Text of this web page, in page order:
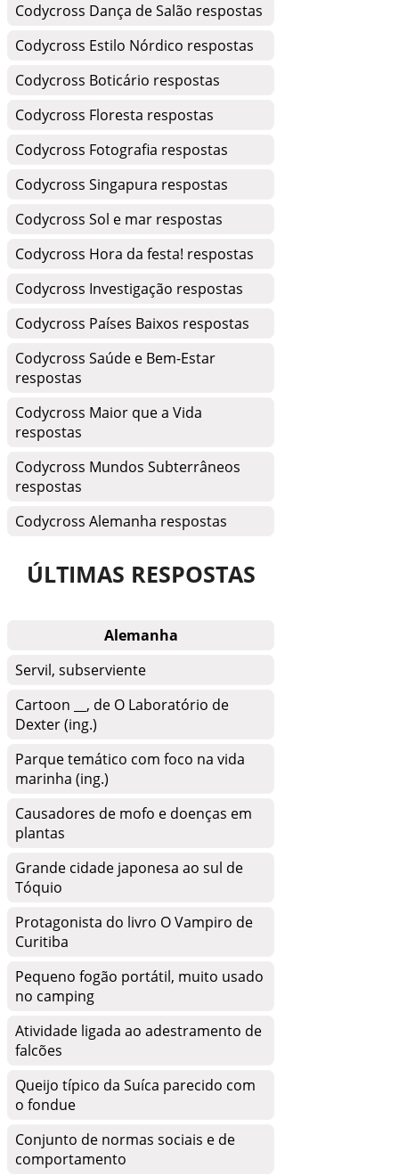
Codycross Dança de Salão respostas
Codycross Estilo Nórdico respostas
Codycross Boticário respostas
Codycross Floresta respostas
Codycross Fotografia respostas
Codycross Singapura respostas
Codycross Sol e mar respostas
Codycross Hora da festa! respostas
Codycross Investigação respostas
Codycross Países Baixos respostas
Codycross Saúde e Bem-Estar
respostas
Codycross Maior que a Vida
respostas
Codycross Mundos Subterrâneos
respostas
Codycross Alemanha respostas
ÚLTIMAS RESPOSTAS
Alemanha
Servil, subserviente
Cartoon __, de O Laboratório de
Dexter (ing.)
Parque temático com foco na vida
marinha (ing.)
Causadores de mofo e doenças em
plantas
Grande cidade japonesa ao sul de
Tóquio
Protagonista do livro O Vampiro de
Curitiba
Pequeno fogão portátil, muito usado
no camping
Atividade ligada ao adestramento de
falcões
Queijo típico da Suíca parecido com
o fondue
Conjunto de normas sociais e de
comportamento